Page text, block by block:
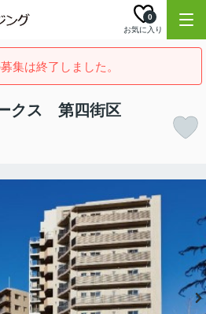
お気に入り
0
集は終了しました。
クス 第四街区